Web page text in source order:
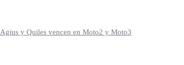
y Quiles vencen en Moto2 y Moto3